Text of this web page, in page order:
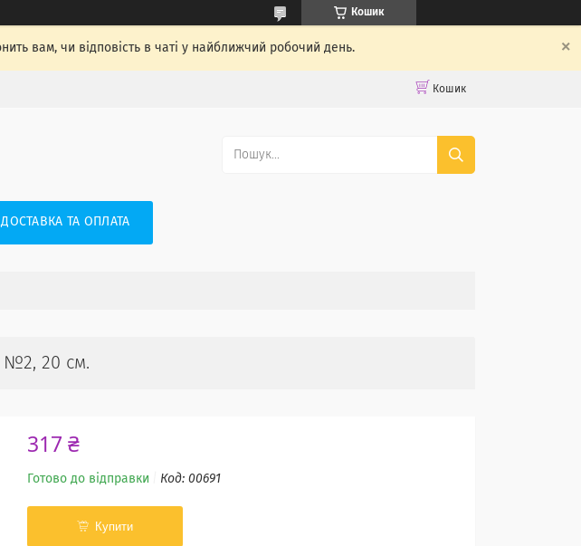
Кошик
вам, чи відповість в чаті у найближчий робочий день.
Кошик
ДОСТАВКА ТА ОПЛАТА
№2, 20 см.
317 ₴
Готово до відправки Код: 00691
Купити